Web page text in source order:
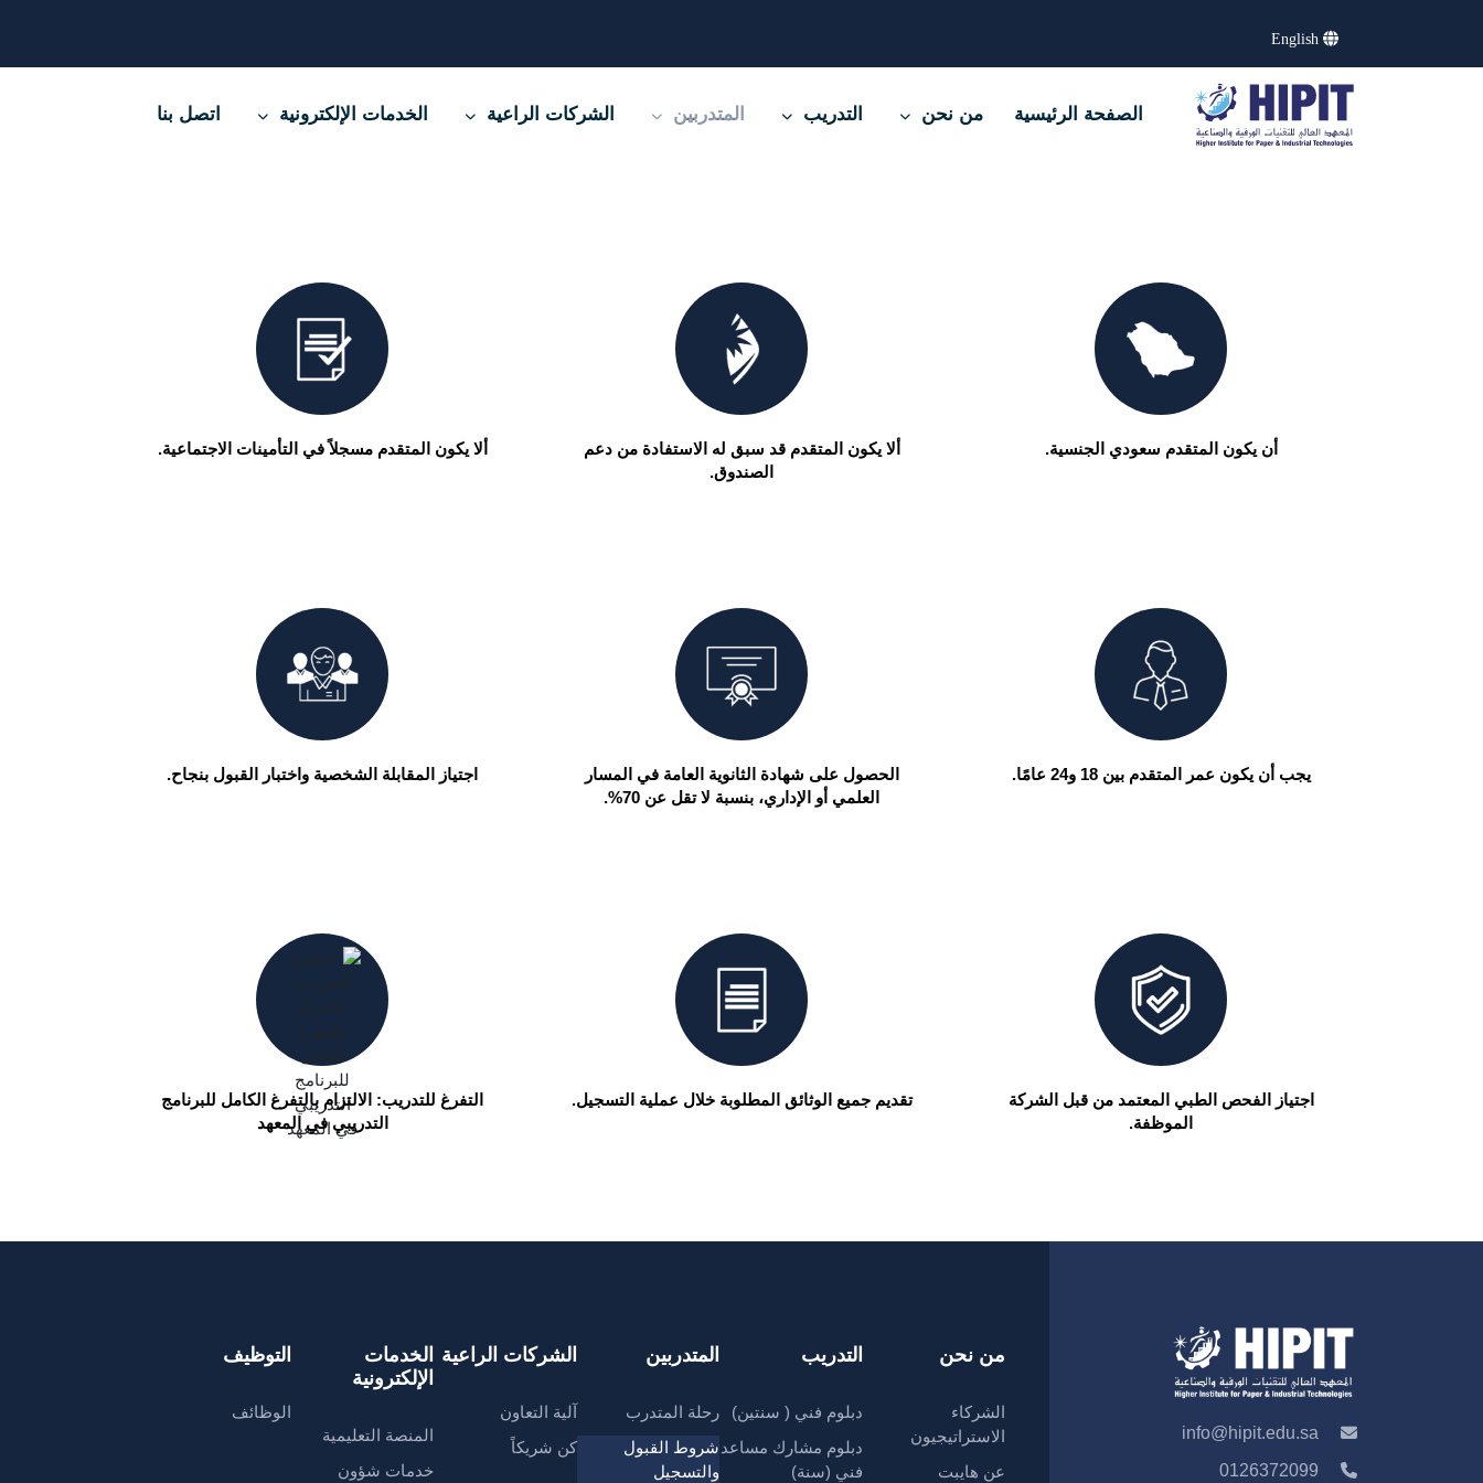
English
الصفحة الرئيسية من نحن التدريب المتدربين الشركات الراعية الخدمات الإلكترونية اتصل بنا
أن يكون المتقدم سعودي الجنسية.
ألا يكون المتقدم قد سبق له الاستفادة من دعم
الصندوق.
ألا يكون المتقدم مسجلاً في التأمينات الاجتماعية.
يجب أن يكون عمر المتقدم بين 18 و24 عامًا.
الحصول على شهادة الثانوية العامة في المسار
العلمي أو الإداري، بنسبة لا تقل عن 70%.
اجتياز المقابلة الشخصية واختبار القبول بنجاح.
اجتياز الفحص الطبي المعتمد من قبل الشركة
الموظفة.
تقديم جميع الوثائق المطلوبة خلال عملية التسجيل.
التفرغ للتدريب: الالتزام بالتفرغ الكامل للبرنامج
التدريبي في المعهد
info@hipit.edu.sa
0126372099
من نحن
الشركاء
الاستراتيجيون
عن هايبت
التدريب
دبلوم فني ( سنتين)
دبلوم مشارك مساعد
فني (سنة)
المتدربين
رحلة المتدرب
شروط القبول
والتسجيل
الشركات الراعية
آلية التعاون
كن شريكاً
الخدمات
الإلكترونية
المنصة التعليمية
خدمات شؤون
التوظيف
الوظائف